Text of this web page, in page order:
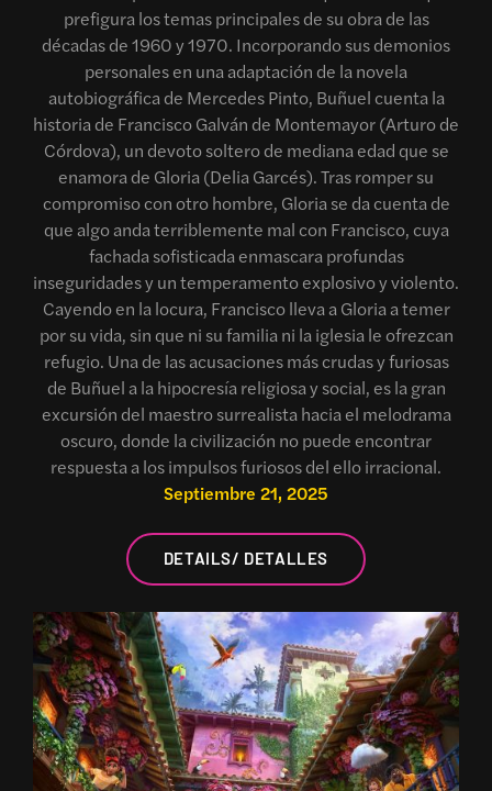
prefigura los temas principales de su obra de las
décadas de 1960 y 1970. Incorporando sus demonios
personales en una adaptación de la novela
autobiográfica de Mercedes Pinto, Buñuel cuenta la
historia de Francisco Galván de Montemayor (Arturo de
Córdova), un devoto soltero de mediana edad que se
enamora de Gloria (Delia Garcés). Tras romper su
compromiso con otro hombre, Gloria se da cuenta de
que algo anda terriblemente mal con Francisco, cuya
fachada sofisticada enmascara profundas
inseguridades y un temperamento explosivo y violento.
Cayendo en la locura, Francisco lleva a Gloria a temer
por su vida, sin que ni su familia ni la iglesia le ofrezcan
refugio. Una de las acusaciones más crudas y furiosas
de Buñuel a la hipocresía religiosa y social, es la gran
excursión del maestro surrealista hacia el melodrama
oscuro, donde la civilización no puede encontrar
respuesta a los impulsos furiosos del ello irracional.
Septiembre 21, 2025
DETAILS/ DETALLES